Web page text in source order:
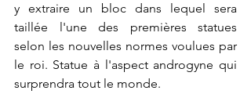
y extraire un bloc dans lequel sera
taillée l'une des premières statues
selon les nouvelles normes voulues par
le roi. Statue à l'aspect androgyne qui
surprendra tout le monde.